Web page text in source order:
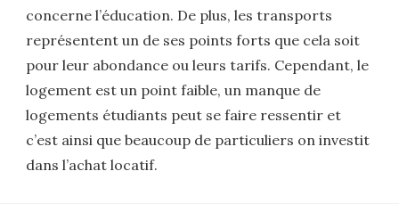
concerne l’éducation. De plus, les transports
représentent un de ses points forts que cela soit
pour leur abondance ou leurs tarifs. Cependant, le
logement est un point faible, un manque de
logements étudiants peut se faire ressentir et
c’est ainsi que beaucoup de particuliers on investit
dans l’achat locatif.